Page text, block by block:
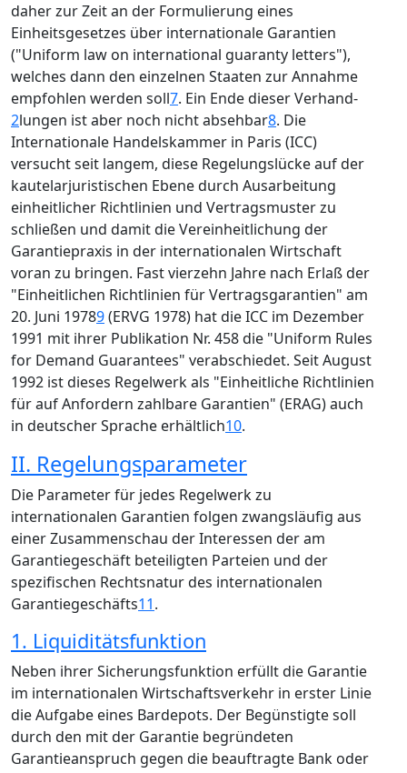
daher zur Zeit an der Formulierung eines
Einheitsgesetzes über internationale Garantien
("Uniform law on international guaranty letters"),
welches dann den einzelnen Staaten zur Annahme
empfohlen werden soll7. Ein Ende dieser Verhand-
2lungen ist aber noch nicht absehbar8. Die
Internationale Handelskammer in Paris (ICC)
versucht seit langem, diese Regelungslücke auf der
kautelarjuristischen Ebene durch Ausarbeitung
einheitlicher Richtlinien und Vertragsmuster zu
schließen und damit die Vereinheitlichung der
Garantiepraxis in der internationalen Wirtschaft
voran zu bringen. Fast vierzehn Jahre nach Erlaß der
"Einheitlichen Richtlinien für Vertragsgarantien" am
20. Juni 19789(ERVG 1978) hat die ICC im Dezember
1991 mit ihrer Publikation Nr. 458 die "Uniform Rules
for Demand Guarantees" verabschiedet. Seit August
1992 ist dieses Regelwerk als "Einheitliche Richtlinien
für auf Anfordern zahlbare Garantien" (ERAG) auch
in deutscher Sprache erhältlich10.
II. Regelungsparameter
Die Parameter für jedes Regelwerk zu
internationalen Garantien folgen zwangsläufig aus
einer Zusammenschau der Interessen der am
Garantiegeschäft beteiligten Parteien und der
spezifischen Rechtsnatur des internationalen
Garantiegeschäfts11.
1. Liquiditätsfunktion
Neben ihrer Sicherungsfunktion erfüllt die Garantie
im internationalen Wirtschaftsverkehr in erster Linie
die Aufgabe eines Bardepots. Der Begünstigte soll
durch den mit der Garantie begründeten
Garantieanspruch gegen die beauftragte Bank oder